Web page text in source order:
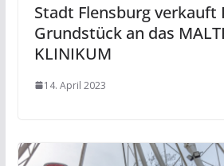
Stadt Flensburg verkauft
Grundstück an das
KLINIKUM
14. April 2023